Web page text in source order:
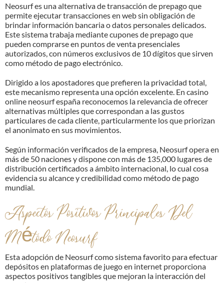
Neosurf es una alternativa de transacción de prepago que
permite ejecutar transacciones en web sin obligación de
brindar información bancaria o datos personales delicados.
Este sistema trabaja mediante cupones de prepago que
pueden comprarse en puntos de venta presenciales
autorizados, con números exclusivos de 10 dígitos que sirven
como método de pago electrónico.
Dirigido a los apostadores que prefieren la privacidad total,
este mecanismo representa una opción excelente. En casino
online neosurf españa reconocemos la relevancia de ofrecer
alternativas múltiples que correspondan a las gustos
particulares de cada cliente, particularmente los que priorizan
el anonimato en sus movimientos.
Según información verificados de la empresa, Neosurf opera en
más de 50 naciones y dispone con más de 135,000 lugares de
distribución certificados a ámbito internacional, lo cual cosa
evidencia su alcance y credibilidad como método de pago
mundial.
Aspectos Positivos Principales Del
Método Neosurf
Esta adopción de Neosurf como sistema favorito para efectuar
depósitos en plataformas de juego en internet proporciona
aspectos positivos tangibles que mejoran la interacción del